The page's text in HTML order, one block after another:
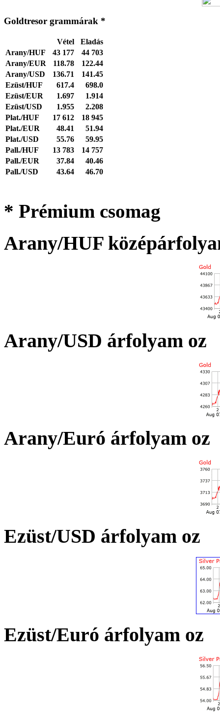
Goldtresor grammárak *
Vétel
Eladás
Arany/HUF
43 177
44 703
Arany/EUR
118.78
122.44
Arany/USD
136.71
141.45
Ezüst/HUF
617.4
698.0
Ezüst/EUR
1.697
1.914
Ezüst/USD
1.955
2.208
Plat./HUF
17 612
18 945
Plat./EUR
48.41
51.94
Plat./USD
55.76
59.95
Pall./HUF
13 783
14 757
Pall./EUR
37.84
40.46
Pall./USD
43.64 46.70
* Prémium csomag
Arany/HUF
Arany/USD árfolyam oz
Arany/Euró árfolyam oz
Ezüst/USD árfolyam oz
Ezüst/Euró árfolyam oz